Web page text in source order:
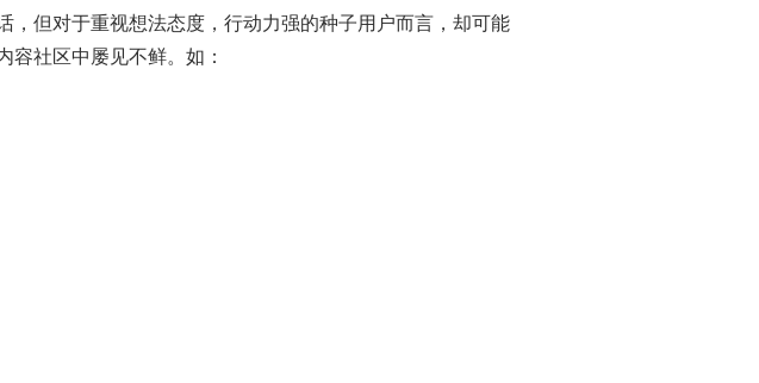
，但对于重视想法态度，行动力强的种子用户而言，却可能
容社区中屡见不鲜。如：